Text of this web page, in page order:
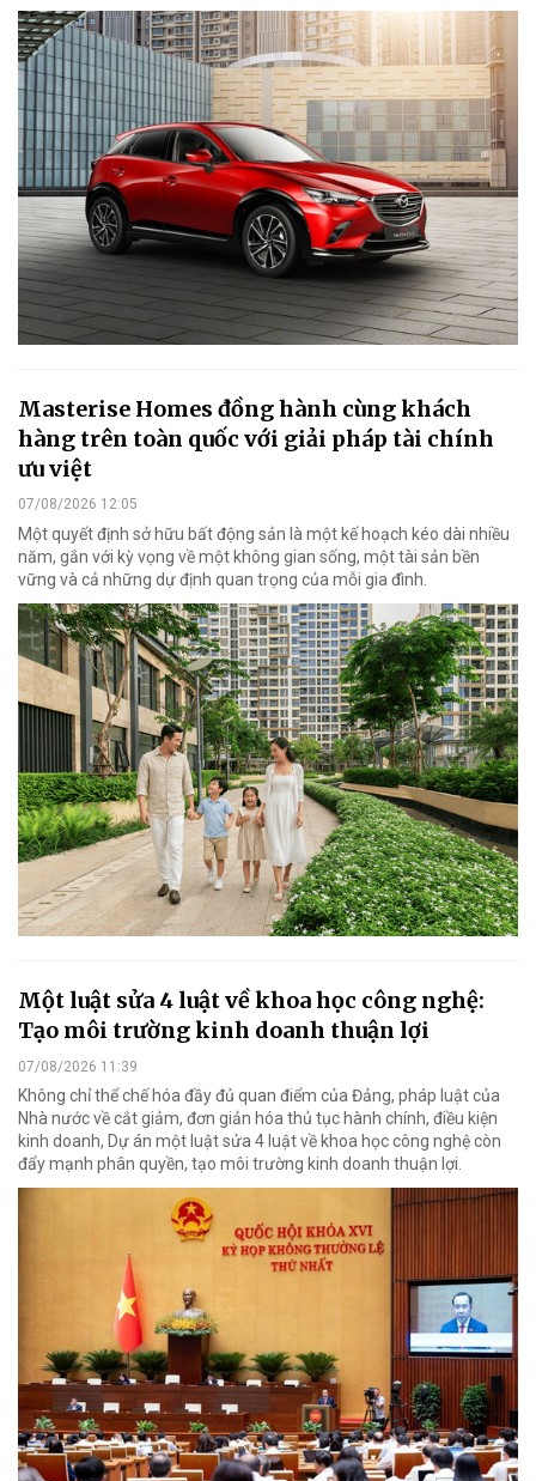
Masterise Homes đồng hành cùng khách
hàng trên toàn quốc với giải pháp tài chính
ưu việt
07/08/2026 12:05
Một quyết định sở hữu bất động sản là một kế hoạch kéo dài nhiều
năm, gắn với kỳ vọng về một không gian sống, một tài sản bền
vững và cả những dự định quan trọng của mỗi gia đình.
Một luật sửa 4 luật về khoa học công nghệ:
Tạo môi trường kinh doanh thuận lợi
07/08/2026 11:39
Không chỉ thể chế hóa đầy đủ quan điểm của Đảng, pháp luật của
Nhà nước về cắt giảm, đơn giản hóa thủ tục hành chính, điều kiện
kinh doanh, Dự án một luật sửa 4 luật về khoa học công nghệ còn
đẩy mạnh phân quyền, tạo môi trường kinh doanh thuận lợi.